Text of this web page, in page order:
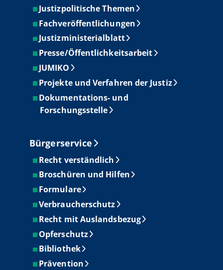
Justizpolitische Themen
Fachveröffentlichungen
Justizministerialblatt
Presse/Öffentlichkeitsarbeit
JUMIKO
Projekte und Verfahren der Justiz
Dokumentations- und
Forschungsstelle
Bürgerservice
Recht verständlich
Broschüren und Hilfen
Formulare
Verbraucherschutz
Recht mit Auslandsbezug
Opferschutz
Bibliothek
Prävention